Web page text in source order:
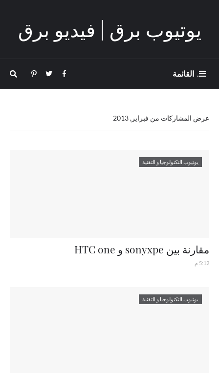
يوتيوب برق | فيديو برق
. القائمة
عرض المشاركات من فبراير, 2013
يوتيوب التكنولوجيا و التقنية
مقارنة بين sonyxpe و HTC one
5:12 م
يوتيوب التكنولوجيا و التقنية